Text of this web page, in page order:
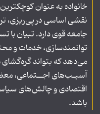
خانواده به عنوان
نقشی اساسی در پی‌ریزی،
جامعه قوی دارد. تبیان با
توانمندسازی، خدمات و
می‌دهد که بتواند
آسیـب‌های اجــتماعی،
اقتصادی و چالش‌های
باشد.